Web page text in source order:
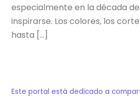
especialmente en la década
inspirarse. Los colores, los
hasta […]
Este portal está dedicado a